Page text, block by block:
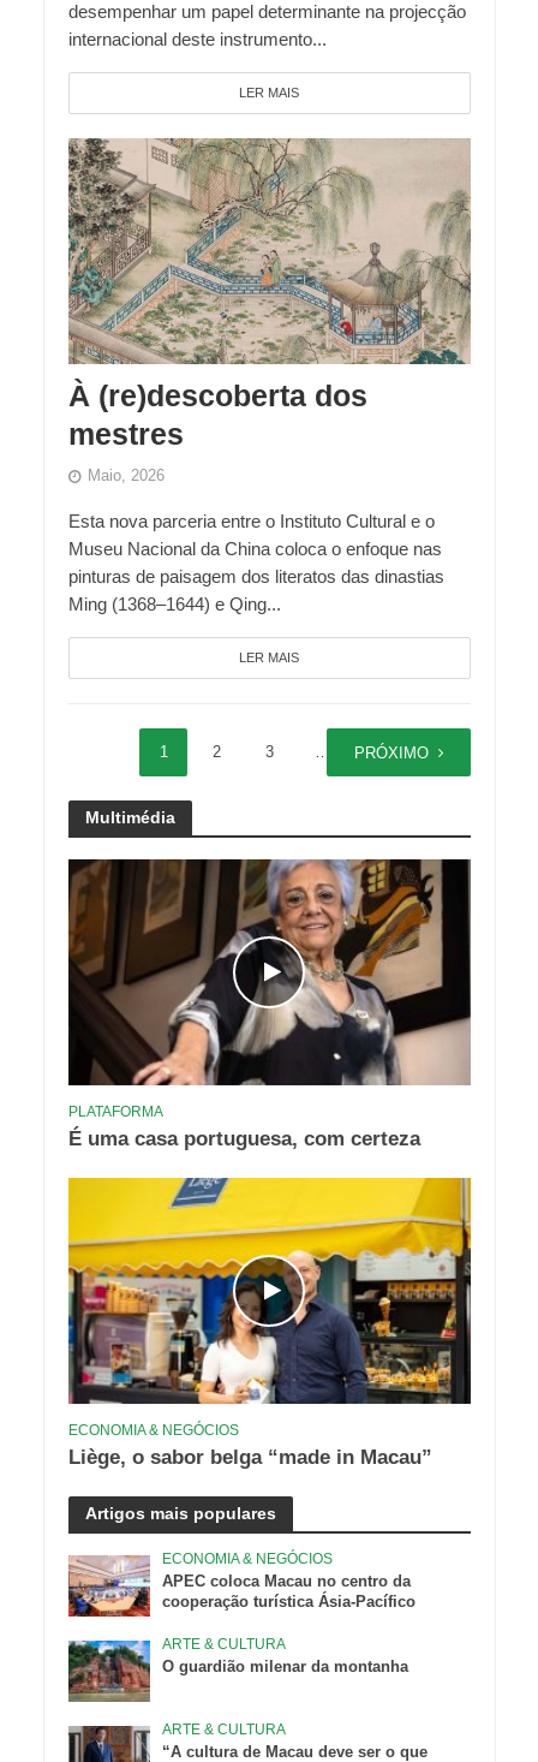
desempenhar um papel determinante na projecção
internacional deste instrumento...
LER MAIS
À (re)descoberta dos
mestres
Maio, 2026
Esta nova parceria entre o Instituto Cultural e o
Museu Nacional da China coloca o enfoque nas
pinturas de paisagem dos literatos das dinastias
Ming (1368–1644) e Qing...
LER MAIS
1 2 3 … 20
PRÓXIMO
Multimédia
PLATAFORMA
É uma casa portuguesa, com certeza
ECONOMIA & NEGÓCIOS
Liège, o sabor belga “made in Macau”
Artigos mais populares
ECONOMIA & NEGÓCIOS
APEC coloca Macau no centro da
cooperação turística Ásia-Pacífico
ARTE & CULTURA
O guardião milenar da montanha
ARTE & CULTURA
“A cultura de Macau deve ser o que